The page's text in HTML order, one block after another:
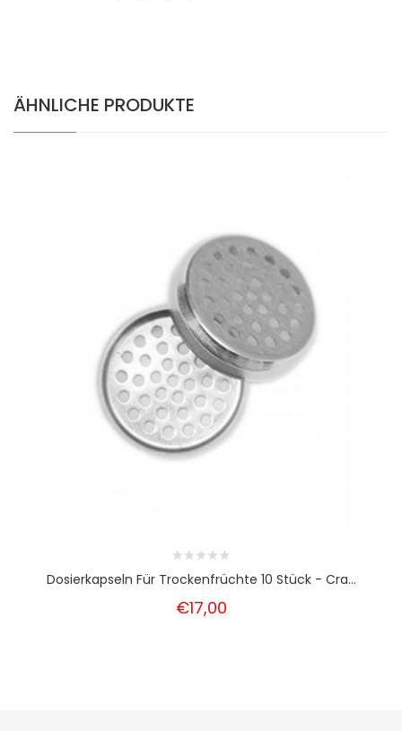
ÄHNLICHE PRODUKTE
Dosierkapseln Für Trockenfrüchte 10 Stück - Cra...
€17,00